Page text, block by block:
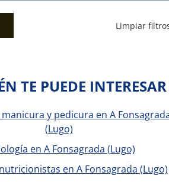
Limpiar
TE PUEDE INTERESAR
y pedicura en A
(Lugo)
en A Fonsagrada (Lugo)
en A Fonsagrada (Lugo)